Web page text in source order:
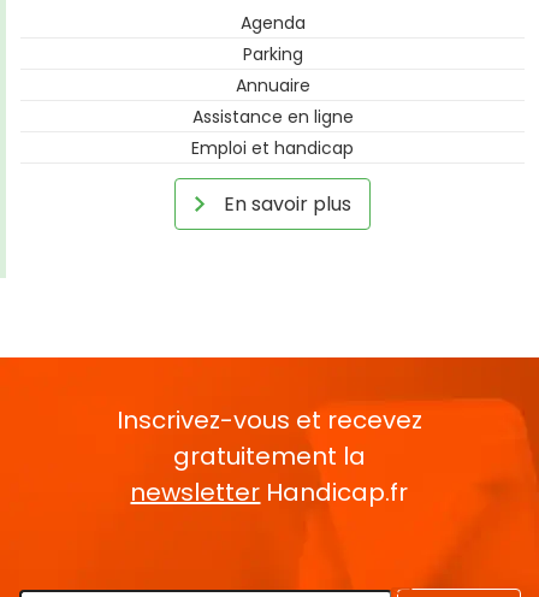
Agenda
Parking
Annuaire
Assistance en ligne
Emploi et handicap
En savoir plus
Inscrivez-vous et recevez
gratuitement la
newsletter Handicap.fr